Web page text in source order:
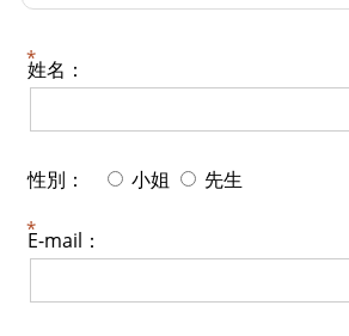
姓名：
性別： 小姐 先生
E-mail：